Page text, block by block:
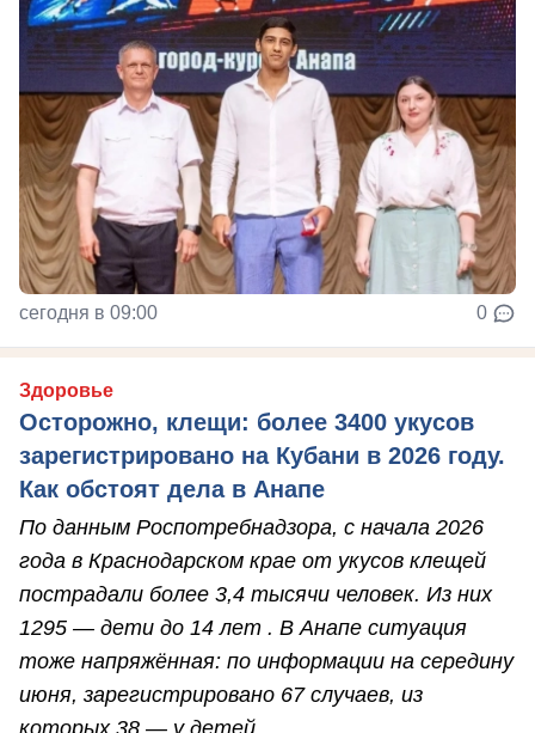
сегодня в 09:00 0
Здоровье
Осторожно, клещи: более 3400 укусов
зарегистрировано на Кубани в 2026 году.
Как обстоят дела в Анапе
По данным Роспотребнадзора, с начала 2026
года в Краснодарском крае от укусов клещей
пострадали более 3,4 тысячи человек. Из них
1295 — дети до 14 лет . В Анапе ситуация
тоже напряжённая: по информации на середину
июня, зарегистрировано 67 случаев, из